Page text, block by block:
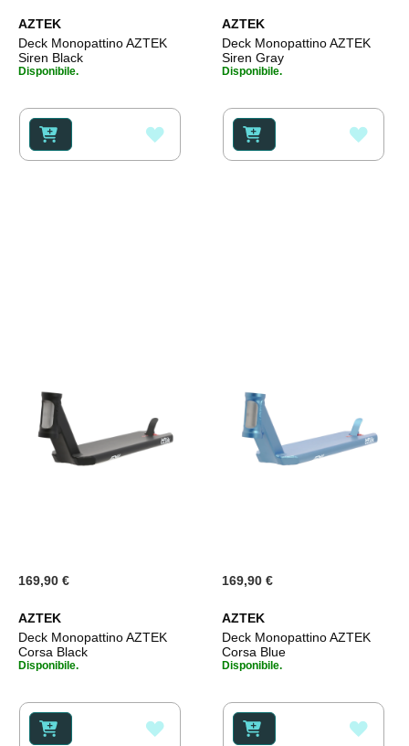
AZTEK
Deck Monopattino AZTEK
Siren Black
Disponibile.
ALLA
AZTEK
Deck Monopattino AZTEK
Siren Gray
Disponibile.
ALLA
169,90 €
AZTEK
Deck Monopattino AZTEK
Corsa Black
Disponibile.
169,90 €
AZTEK
Deck Monopattino AZTEK
Corsa Blue
Disponibile.